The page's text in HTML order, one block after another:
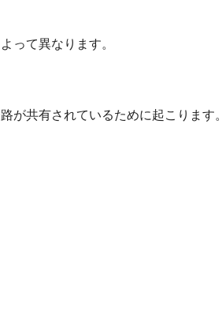
って異なります。
が共有されているために起こります。